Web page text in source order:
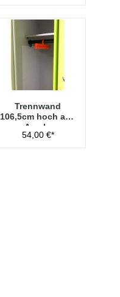
Trennwand
106,5cm hoch aus
Acryl -
Transparent
54,00 €*